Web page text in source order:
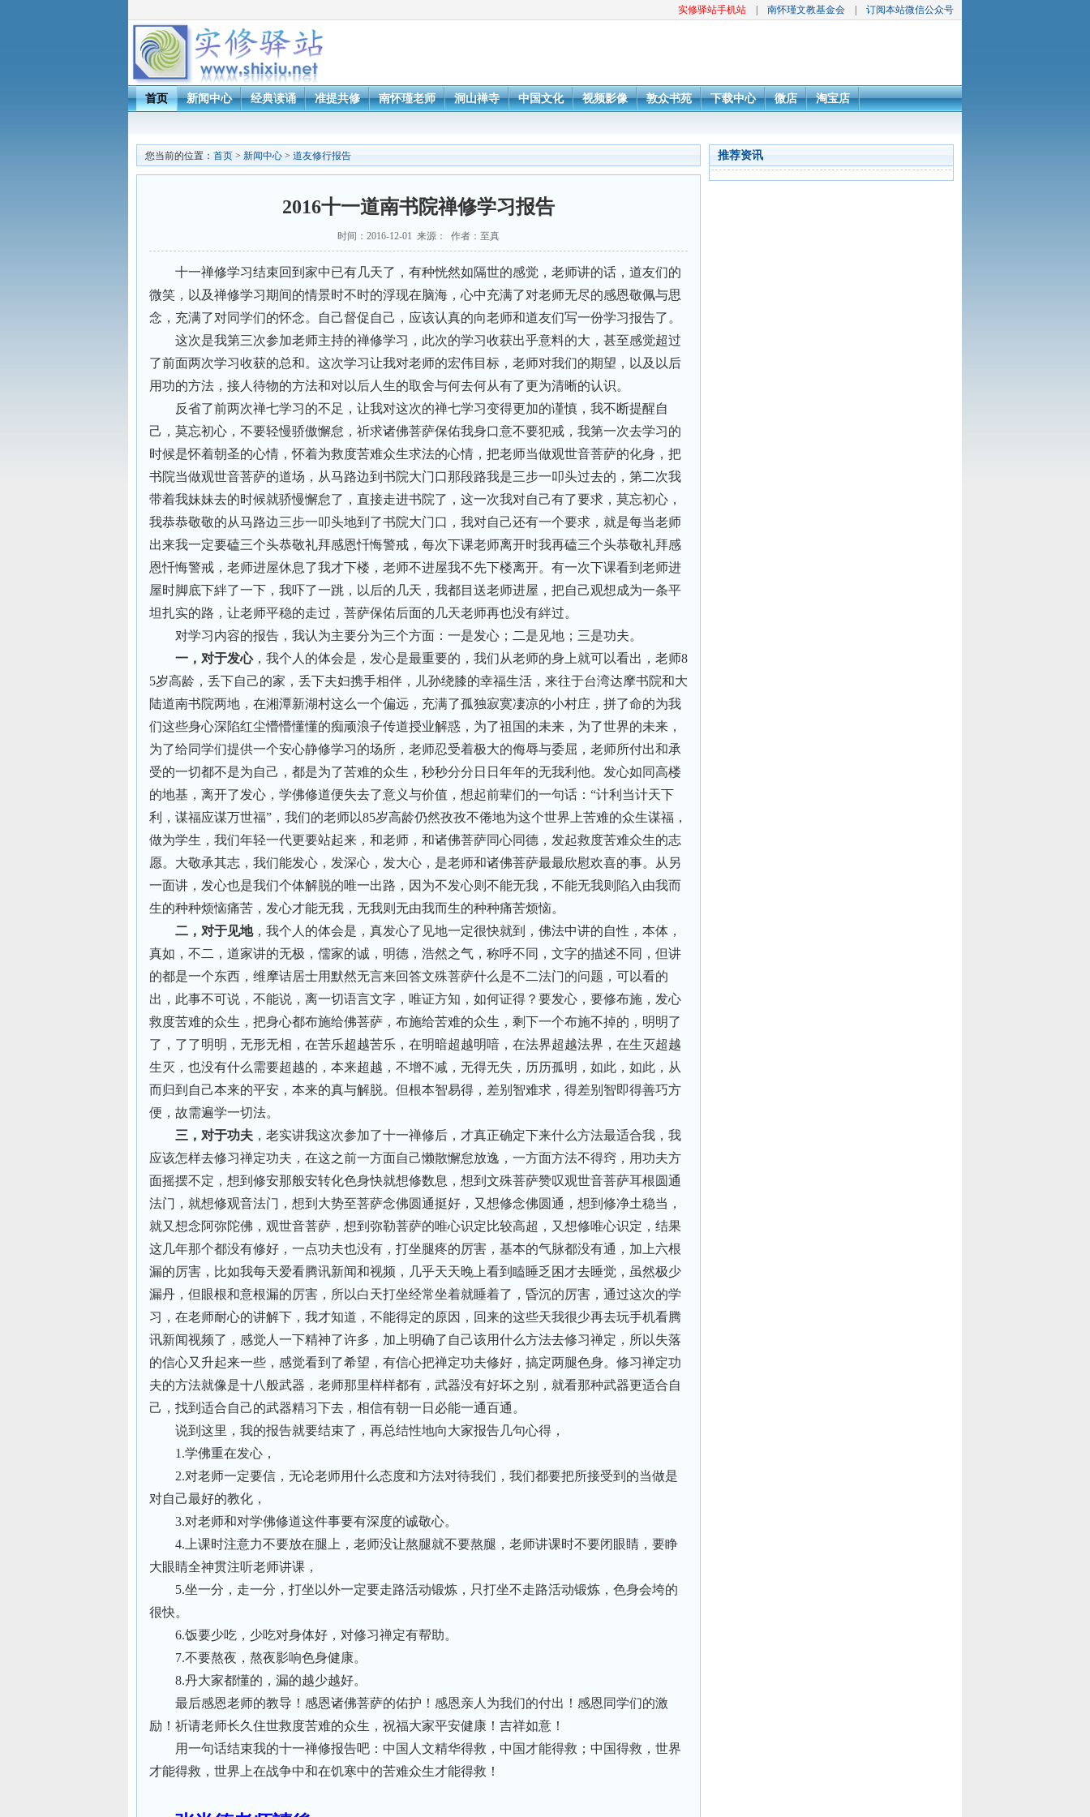
实修驿站手机站 南怀瑾文教基金会 订阅本站微信公众号
首页 新闻中心 经典读诵 准提共修 南怀瑾老师 洞山禅寺 中国文化 视频影像 敦众书苑 下载中心 微店 淘宝店
您当前的位置： 首页 > 新闻中心 > 道友修行报告
2016十一道南书院禅修学习报告
时间：2016-12-01 来源： 作者：至真
十一禅修学习结束回到家中已有几天了，有种恍然如隔世的感觉，老师讲的话，道友们的
微笑，以及禅修学习期间的情景时不时的浮现在脑海，心中充满了对老师无尽的感恩敬佩与思
念，充满了对同学们的怀念。自己督促自己，应该认真的向老师和道友们写一份学习报告了。
这次是我第三次参加老师主持的禅修学习，此次的学习收获出乎意料的大，甚至感觉超过
了前面两次学习收获的总和。这次学习让我对老师的宏伟目标，老师对我们的期望，以及以后
用功的方法，接人待物的方法和对以后人生的取舍与何去何从有了更为清晰的认识。
反省了前两次禅七学习的不足，让我对这次的禅七学习变得更加的谨慎，我不断提醒自
己，莫忘初心，不要轻慢骄傲懈怠，祈求诸佛菩萨保佑我身口意不要犯戒，我第一次去学习的
时候是怀着朝圣的心情，怀着为救度苦难众生求法的心情，把老师当做观世音菩萨的化身，把
书院当做观世音菩萨的道场，从马路边到书院大门口那段路我是三步一叩头过去的，第二次我
带着我妹妹去的时候就骄慢懈怠了，直接走进书院了，这一次我对自己有了要求，莫忘初心，
我恭恭敬敬的从马路边三步一叩头地到了书院大门口，我对自己还有一个要求，就是每当老师
出来我一定要磕三个头恭敬礼拜感恩忏悔警戒，每次下课老师离开时我再磕三个头恭敬礼拜感
恩忏悔警戒，老师进屋休息了我才下楼，老师不进屋我不先下楼离开。有一次下课看到老师进
屋时脚底下絆了一下，我吓了一跳，以后的几天，我都目送老师进屋，把自己观想成为一条平
坦扎实的路，让老师平稳的走过，菩萨保佑后面的几天老师再也没有絆过。
对学习内容的报告，我认为主要分为三个方面：一是发心；二是见地；三是功夫。
一，对于发心，我个人的体会是，发心是最重要的，我们从老师的身上就可以看出，老师8
5岁高龄，丢下自己的家，丢下夫妇携手相伴，儿孙绕膝的幸福生活，来往于台湾达摩书院和大
陆道南书院两地，在湘潭新湖村这么一个偏远，充满了孤独寂寞凄凉的小村庄，拼了命的为我
们这些身心深陷红尘懵懵懂懂的痴顽浪子传道授业解惑，为了祖国的未来，为了世界的未来，
为了给同学们提供一个安心静修学习的场所，老师忍受着极大的侮辱与委屈，老师所付出和承
受的一切都不是为自己，都是为了苦难的众生，秒秒分分日日年年的无我利他。发心如同高楼
的地基，离开了发心，学佛修道便失去了意义与价值，想起前辈们的一句话：“计利当计天下
利，谋福应谋万世福”，我们的老师以85岁高龄仍然孜孜不倦地为这个世界上苦难的众生谋福，
做为学生，我们年轻一代更要站起来，和老师，和诸佛菩萨同心同德，发起救度苦难众生的志
愿。大敬承其志，我们能发心，发深心，发大心，是老师和诸佛菩萨最最欣慰欢喜的事。从另
一面讲，发心也是我们个体解脱的唯一出路，因为不发心则不能无我，不能无我则陷入由我而
生的种种烦恼痛苦，发心才能无我，无我则无由我而生的种种痛苦烦恼。
二，对于见地，我个人的体会是，真发心了见地一定很快就到，佛法中讲的自性，本体，
真如，不二，道家讲的无极，儒家的诚，明德，浩然之气，称呼不同，文字的描述不同，但讲
的都是一个东西，维摩诘居士用默然无言来回答文殊菩萨什么是不二法门的问题，可以看的
出，此事不可说，不能说，离一切语言文字，唯证方知，如何证得？要发心，要修布施，发心
救度苦难的众生，把身心都布施给佛菩萨，布施给苦难的众生，剩下一个布施不掉的，明明了
了，了了明明，无形无相，在苦乐超越苦乐，在明暗超越明喑，在法界超越法界，在生灭超越
生灭，也没有什么需要超越的，本来超越，不增不减，无得无失，历历孤明，如此，如此，从
而归到自己本来的平安，本来的真与解脱。但根本智易得，差别智难求，得差别智即得善巧方
便，故需遍学一切法。
三，对于功夫 ，老实讲我这次参加了十一禅修后，才真正确定下来什么方法最适合我，我
应该怎样去修习禅定功夫，在这之前一方面自己懒散懈怠放逸，一方面方法不得窍，用功夫方
面摇摆不定，想到修安那般安转化色身快就想修数息，想到文殊菩萨赞叹观世音菩萨耳根圆通
法门，就想修观音法门，想到大势至菩萨念佛圆通挺好，又想修念佛圆通，想到修净土稳当，
就又想念阿弥陀佛，观世音菩萨，想到弥勒菩萨的唯心识定比较高超，又想修唯心识定，结果
这几年那个都没有修好，一点功夫也没有，打坐腿疼的厉害，基本的气脉都没有通，加上六根
漏的厉害，比如我每天爱看腾讯新闻和视频，几乎天天晚上看到瞌睡乏困才去睡觉，虽然极少
漏丹，但眼根和意根漏的厉害，所以白天打坐经常坐着就睡着了，昏沉的厉害，通过这次的学
习，在老师耐心的讲解下，我才知道，不能得定的原因，回来的这些天我很少再去玩手机看腾
讯新闻视频了，感觉人一下精神了许多，加上明确了自己该用什么方法去修习禅定，所以失落
的信心又升起来一些，感觉看到了希望，有信心把禅定功夫修好，搞定两腿色身。修习禅定功
夫的方法就像是十八般武器，老师那里样样都有，武器没有好坏之别，就看那种武器更适合自
己，找到适合自己的武器精习下去，相信有朝一日必能一通百通。
说到这里，我的报告就要结束了，再总结性地向大家报告几句心得，
1.学佛重在发心，
2.对老师一定要信，无论老师用什么态度和方法对待我们，我们都要把所接受到的当做是
对自己最好的教化，
3.对老师和对学佛修道这件事要有深度的诚敬心。
4.上课时注意力不要放在腿上，老师没让熬腿就不要熬腿，老师讲课时不要闭眼睛，要睁
大眼睛全神贯注听老师讲课，
5.坐一分，走一分，打坐以外一定要走路活动锻炼，只打坐不走路活动锻炼，色身会垮的
很快。
6.饭要少吃，少吃对身体好，对修习禅定有帮助。
7.不要熬夜，熬夜影响色身健康。
8.丹大家都懂的，漏的越少越好。
最后感恩老师的教导！感恩诸佛菩萨的佑护！感恩亲人为我们的付出！感恩同学们的激
励！祈请老师长久住世救度苦难的众生，祝福大家平安健康！吉祥如意！
用一句话结束我的十一禅修报告吧：中国人文精华得救，中国才能得救；中国得救，世界
才能得救，世界上在战争中和在饥寒中的苦难众生才能得救！
推荐资讯